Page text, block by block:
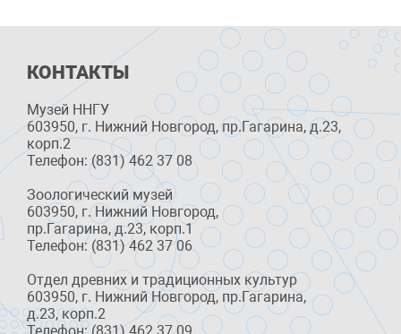
КОНТАКТЫ
Музей ННГУ
603950, г. Нижний Новгород, пр.Гагарина, д.23,
корп.2
Телефон: (831) 462 37 08
Зоологический музей
603950, г. Нижний Новгород,
пр.Гагарина, д.23, корп.1
Телефон: (831) 462 37 06
Отдел древних и традиционных культур
603950, г. Нижний Новгород, пр.Гагарина,
д.23, корп.2